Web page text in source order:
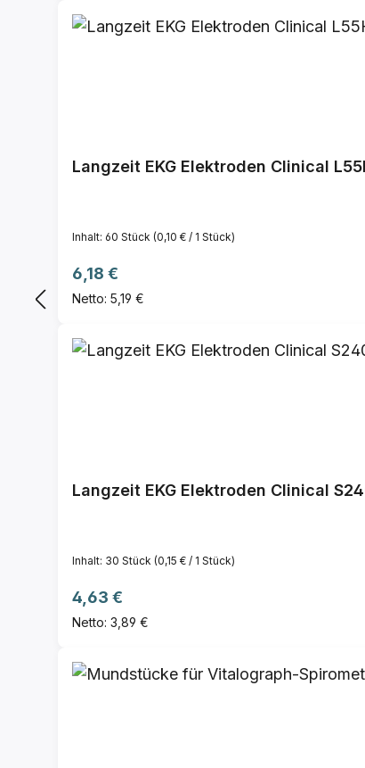
Langzeit EKG Elektroden Clinical
Inhalt: 60 Stück (0,10 € / 1 Stück)
Regulärer Preis:
6,18 €
Netto: 5,19 €
Langzeit EKG Elektroden Clinical
Inhalt: 30 Stück (0,15 € / 1 Stück)
Regulärer Preis:
4,63 €
Netto: 3,89 €